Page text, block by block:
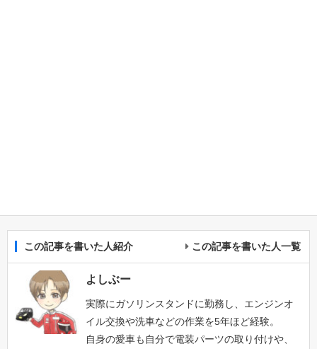
この記事を書いた人紹介 この記事を書いた人一覧
よしぶー
実際にガソリンスタンドに勤務し、エンジンオ
イル交換や洗車などの作業を5年ほど経験。
自身の愛車も自分で電装パーツの取り付けや、